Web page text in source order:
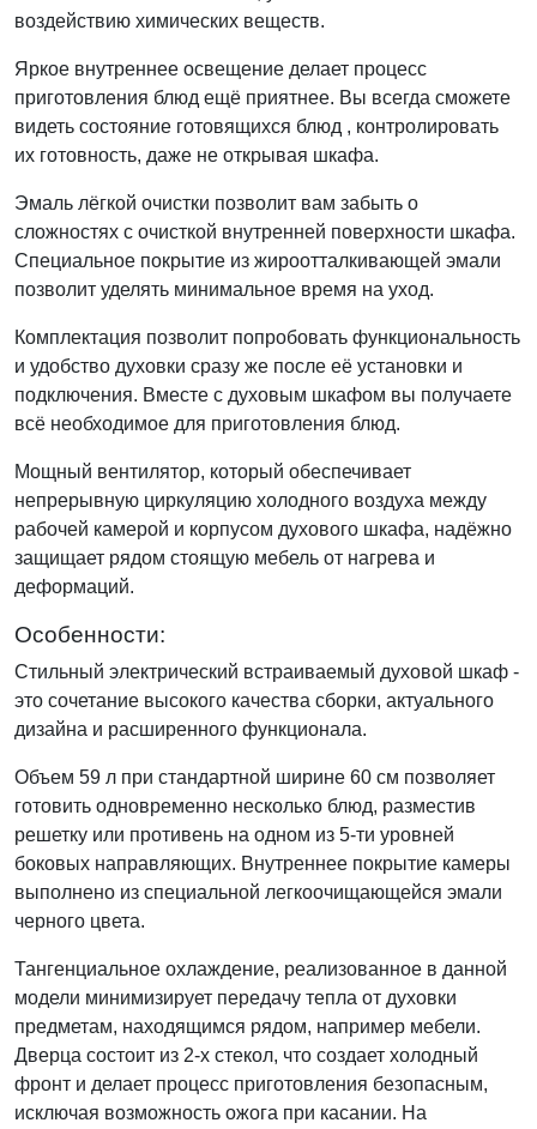
воздействию химических веществ.
Яркое внутреннее освещение делает процесс
приготовления блюд ещё приятнее. Вы всегда сможете
видеть состояние готовящихся блюд , контролировать
их готовность, даже не открывая шкафа.
Эмаль лёгкой очистки позволит вам забыть о
сложностях с очисткой внутренней поверхности шкафа.
Специальное покрытие из жироотталкивающей эмали
позволит уделять минимальное время на уход.
Комплектация позволит попробовать функциональность
и удобство духовки сразу же после её установки и
подключения. Вместе с духовым шкафом вы получаете
всё необходимое для приготовления блюд.
Мощный вентилятор, который обеспечивает
непрерывную циркуляцию холодного воздуха между
рабочей камерой и корпусом духового шкафа, надёжно
защищает рядом стоящую мебель от нагрева и
деформаций.
Особенности:
Стильный электрический встраиваемый духовой шкаф -
это сочетание высокого качества сборки, актуального
дизайна и расширенного функционала.
Объем 59 л при стандартной ширине 60 см позволяет
готовить одновременно несколько блюд, разместив
решетку или противень на одном из 5-ти уровней
боковых направляющих. Внутреннее покрытие камеры
выполнено из специальной легкоочищающейся эмали
черного цвета.
Тангенциальное охлаждение, реализованное в данной
модели минимизирует передачу тепла от духовки
предметам, находящимся рядом, например мебели.
Дверца состоит из 2-х стекол, что создает холодный
фронт и делает процесс приготовления безопасным,
исключая возможность ожога при касании. На